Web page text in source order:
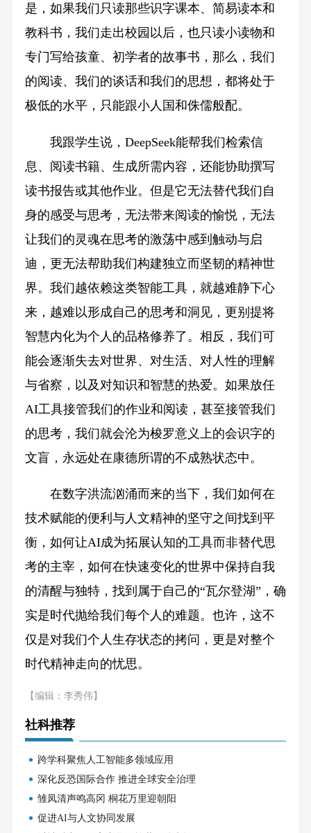
是，如果我们只读那些识字课本、简易读本和
教科书，我们走出校园以后，也只读小读物和
专门写给孩童、初学者的故事书，那么，我们
的阅读、我们的谈话和我们的思想，都将处于
极低的水平，只能跟小人国和侏儒般配。
我跟学生说，DeepSeek能帮我们检索信
息、阅读书籍、生成所需内容，还能协助撰写
读书报告或其他作业。但是它无法替代我们自
身的感受与思考，无法带来阅读的愉悦，无法
让我们的灵魂在思考的激荡中感到触动与启
迪，更无法帮助我们构建独立而坚韧的精神世
界。我们越依赖这类智能工具，就越难静下心
来，越难以形成自己的思考和洞见，更别提将
智慧内化为个人的品格修养了。相反，我们可
能会逐渐失去对世界、对生活、对人性的理解
与省察，以及对知识和智慧的热爱。如果放任
AI工具接管我们的作业和阅读，甚至接管我们
的思考，我们就会沦为梭罗意义上的会识字的
文盲，永远处在康德所谓的不成熟状态中。
在数字洪流汹涌而来的当下，我们如何在
技术赋能的便利与人文精神的坚守之间找到平
衡，如何让AI成为拓展认知的工具而非替代思
考的主宰，如何在快速变化的世界中保持自我
的清醒与独特，找到属于自己的“瓦尔登湖”，确
实是时代抛给我们每个人的难题。也许，这不
仅是对我们个人生存状态的拷问，更是对整个
时代精神走向的忧思。
【编辑：李秀伟】
社科推荐
跨学科聚焦人工智能多领域应用
深化反恐国际合作 推进全球安全治理
雏凤清声鸣高冈 桐花万里迎朝阳
促进AI与人文协同发展